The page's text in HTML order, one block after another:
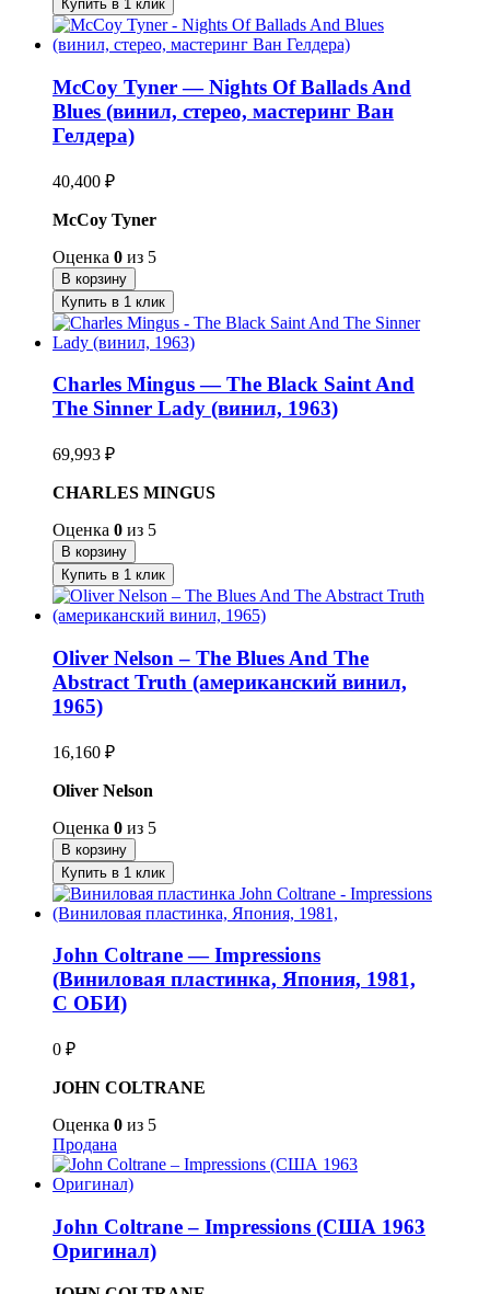
Купить в 1 клик
McCoy Tyner — Nights Of Ballads And
Blues (винил, стерео, мастеринг Ван
Гелдера)
40,400 ₽
McCoy Tyner
Оценка 0 из 5
В корзину
Купить в 1 клик
Charles Mingus — The Black Saint And
The Sinner Lady (винил, 1963)
69,993 ₽
CHARLES MINGUS
Оценка 0 из 5
В корзину
Купить в 1 клик
Oliver Nelson – The Blues And The
Abstract Truth (американский винил,
1965)
16,160 ₽
Oliver Nelson
Оценка 0 из 5
В корзину
Купить в 1 клик
John Coltrane — Impressions
(Виниловая пластинка, Япония, 1981,
С ОБИ)
0 ₽
JOHN COLTRANE
Оценка 0 из 5
Продана
John Coltrane – Impressions (США 1963
Оригинал)